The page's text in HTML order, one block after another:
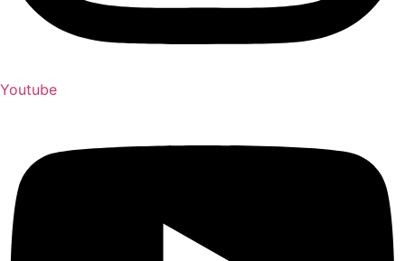
Youtube